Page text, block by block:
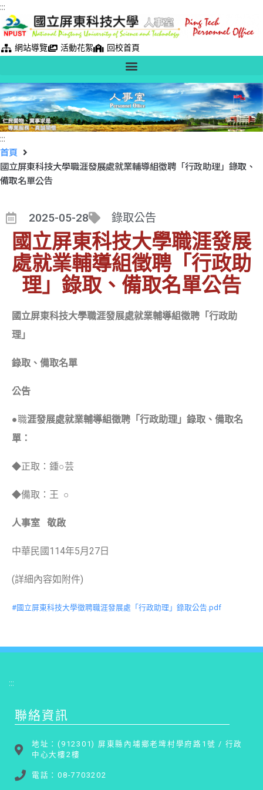
:::
網站導覽 活動花絮 回校首頁
:::
首頁
國立屏東科技大學職涯發展處就業輔導組徵聘「行政助理」錄取、
備取名單公告
2025-05-28 錄取公告
國立屏東科技大學職涯發展
處就業輔導組徵聘「行政助
理」錄取、備取名單公告
國立屏東科技大學職涯發展處就業輔導組徵聘「行政助
理」
錄取 、 備取名單
公告
●職涯發展處就業輔導組徵聘「行政助理」錄取 、 備取名
單：
◆正取：鍾○芸
◆備取：王 ○
人事室 敬啟
中華民國114年5月27日
(詳細內容如附件)
#國立屏東科技大學徵聘職涯發展處「行政助理」錄取公告.pdf
:::
聯絡資訊
地址：(912301) 屏東縣內埔鄉老埤村學府路1號 / 行政
中心大樓2樓
電話：08-7703202